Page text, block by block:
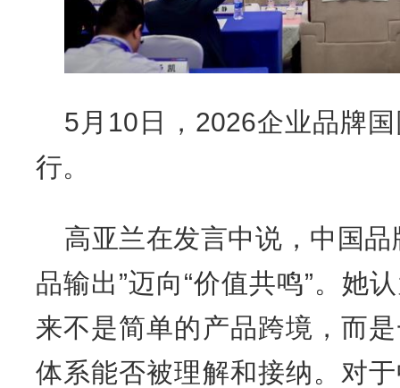
5月10日，2026企业品牌
行。
高亚兰在发言中说，中国
品输出”迈向“价值共鸣”。她
来不是简单的产品跨境，而
体系能否被理解和接纳。对